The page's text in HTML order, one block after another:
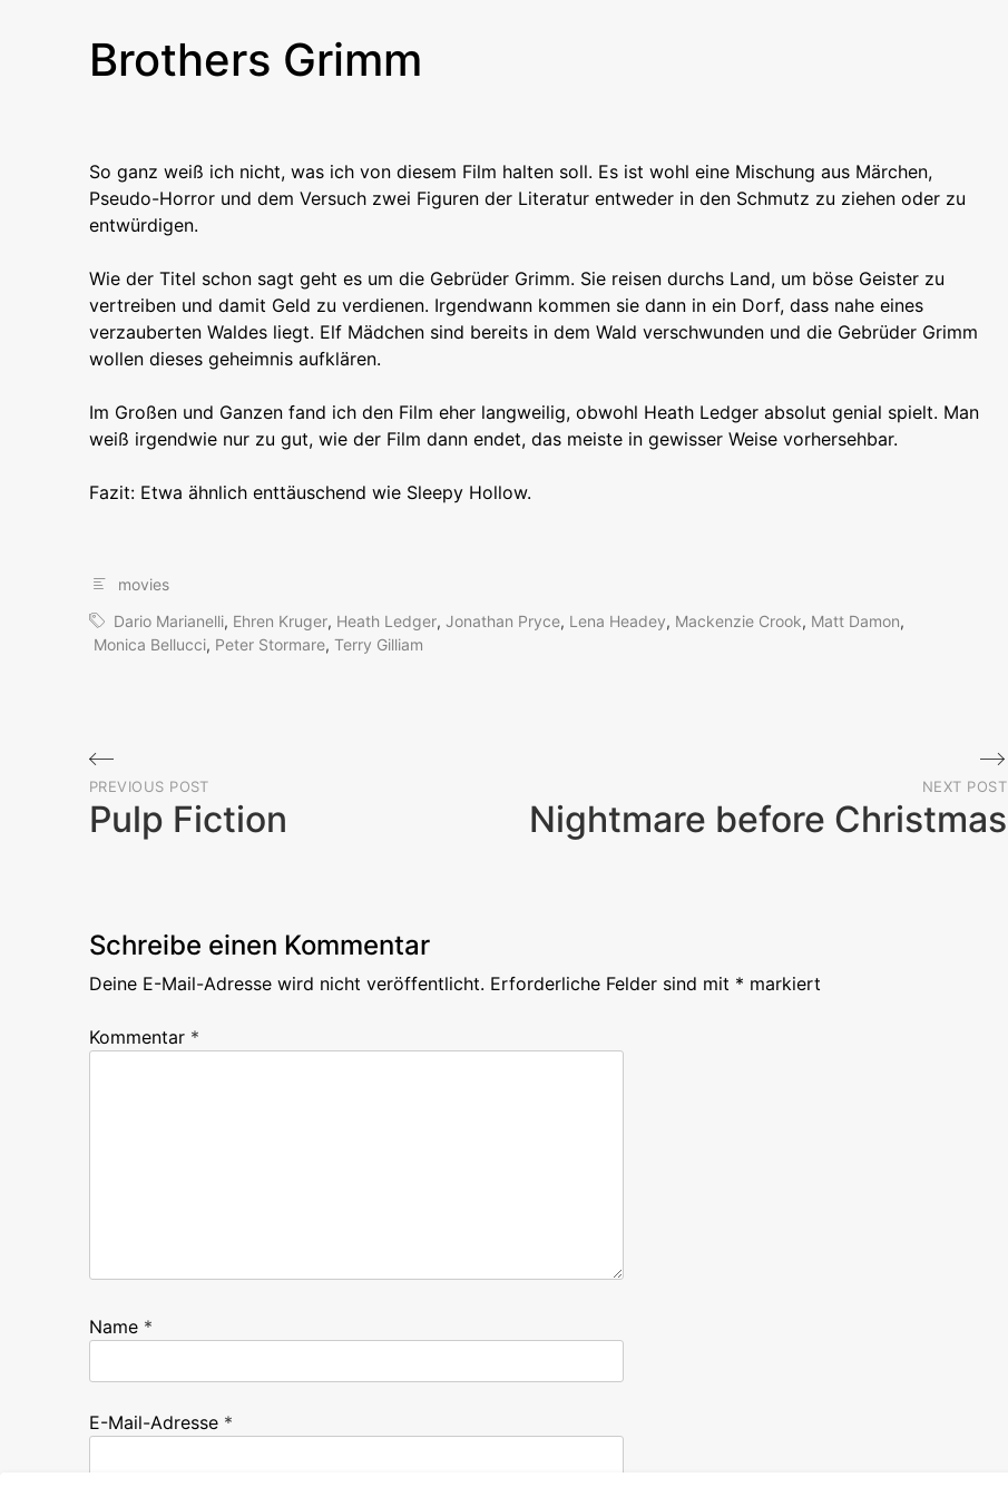
Brothers Grimm
So ganz weiß ich nicht, was ich von diesem Film halten soll. Es ist wohl eine Mischung aus Märchen,
Pseudo-Horror und dem Versuch zwei Figuren der Literatur entweder in den Schmutz zu ziehen oder zu
entwürdigen.
Wie der Titel schon sagt geht es um die Gebrüder Grimm. Sie reisen durchs Land, um böse Geister zu
vertreiben und damit Geld zu verdienen. Irgendwann kommen sie dann in ein Dorf, dass nahe eines
verzauberten Waldes liegt. Elf Mädchen sind bereits in dem Wald verschwunden und die Gebrüder Grimm
wollen dieses geheimnis aufklären.
Im Großen und Ganzen fand ich den Film eher langweilig, obwohl Heath Ledger absolut genial spielt. Man
weiß irgendwie nur zu gut, wie der Film dann endet, das meiste in gewisser Weise vorhersehbar.
Fazit: Etwa ähnlich enttäuschend wie Sleepy Hollow.
movies
Dario Marianelli, Ehren Kruger, Heath Ledger, Jonathan Pryce, Lena Headey, Mackenzie Crook, Matt Damon,
Monica Bellucci, Peter Stormare, Terry Gilliam
Beitragsnavigation
PREVIOUS POST
Pulp Fiction
NEXT POST
Nightmare before Christmas
Schreibe einen Kommentar
Deine E-Mail-Adresse wird nicht veröffentlicht. Erforderliche Felder sind mit * markiert
Kommentar *
Name *
E-Mail-Adresse *